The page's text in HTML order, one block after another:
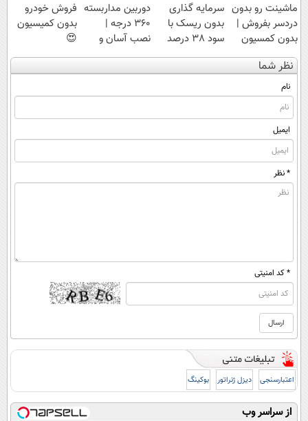
ماشینت رو بدون
دردسر بفروش |
بدون کمسیون
😍
سرمایه گذاری
بدون ریسک با
سود 38 درصد
سالانه📈
دوربین مداربسته
360 درجه |
نصب آسان و
راحت
فروش خودرو
بدون کمیسیون
😍
نظر شما
نام
ایمیل
* نظر
* کد امنیتی
اعتبارسنجی دیزل ژنراتور بوکینگ
از سراسر وب